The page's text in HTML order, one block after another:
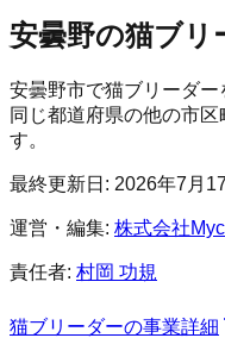
安曇野の猫ブリ
安曇野市で猫ブリーダー
同じ都道府県の他の市
す。
最終更新日: 2026年7月
運営・編集: 株式会社
責任者: 村岡 功規
猫ブリーダーの事業詳細